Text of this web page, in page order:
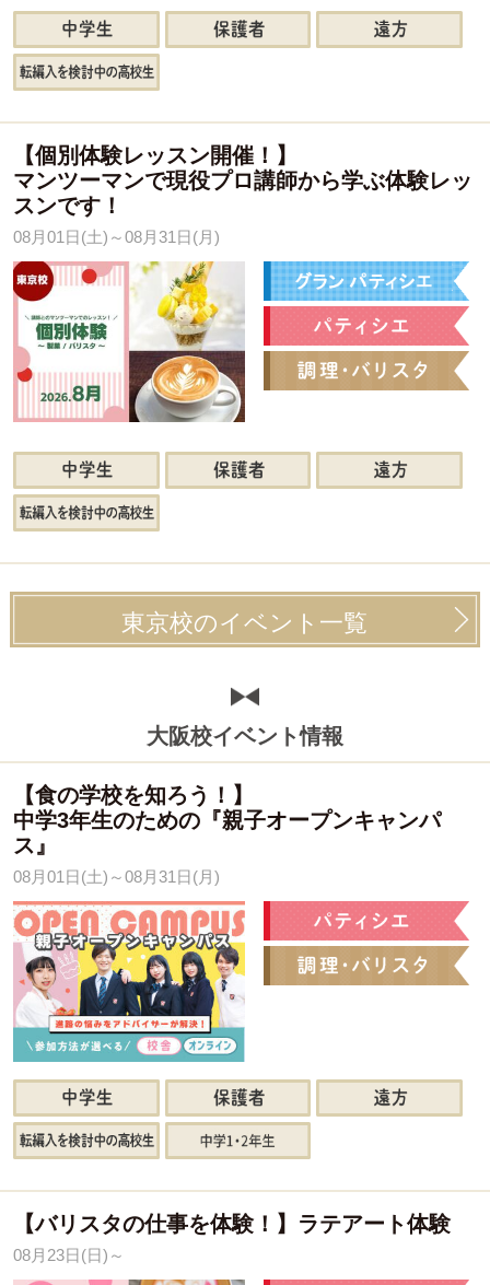
【個別体験レッスン開催！】
マンツーマンで現役プロ講師から学ぶ体験レッ
スンです！
08月01日(土)～08月31日(月)
東京校のイベント一覧
大阪校イベント情報
【食の学校を知ろう！】
中学3年生のための『親子オープンキャンパ
ス』
08月01日(土)～08月31日(月)
【バリスタの仕事を体験！】ラテアート体験
08月23日(日)～